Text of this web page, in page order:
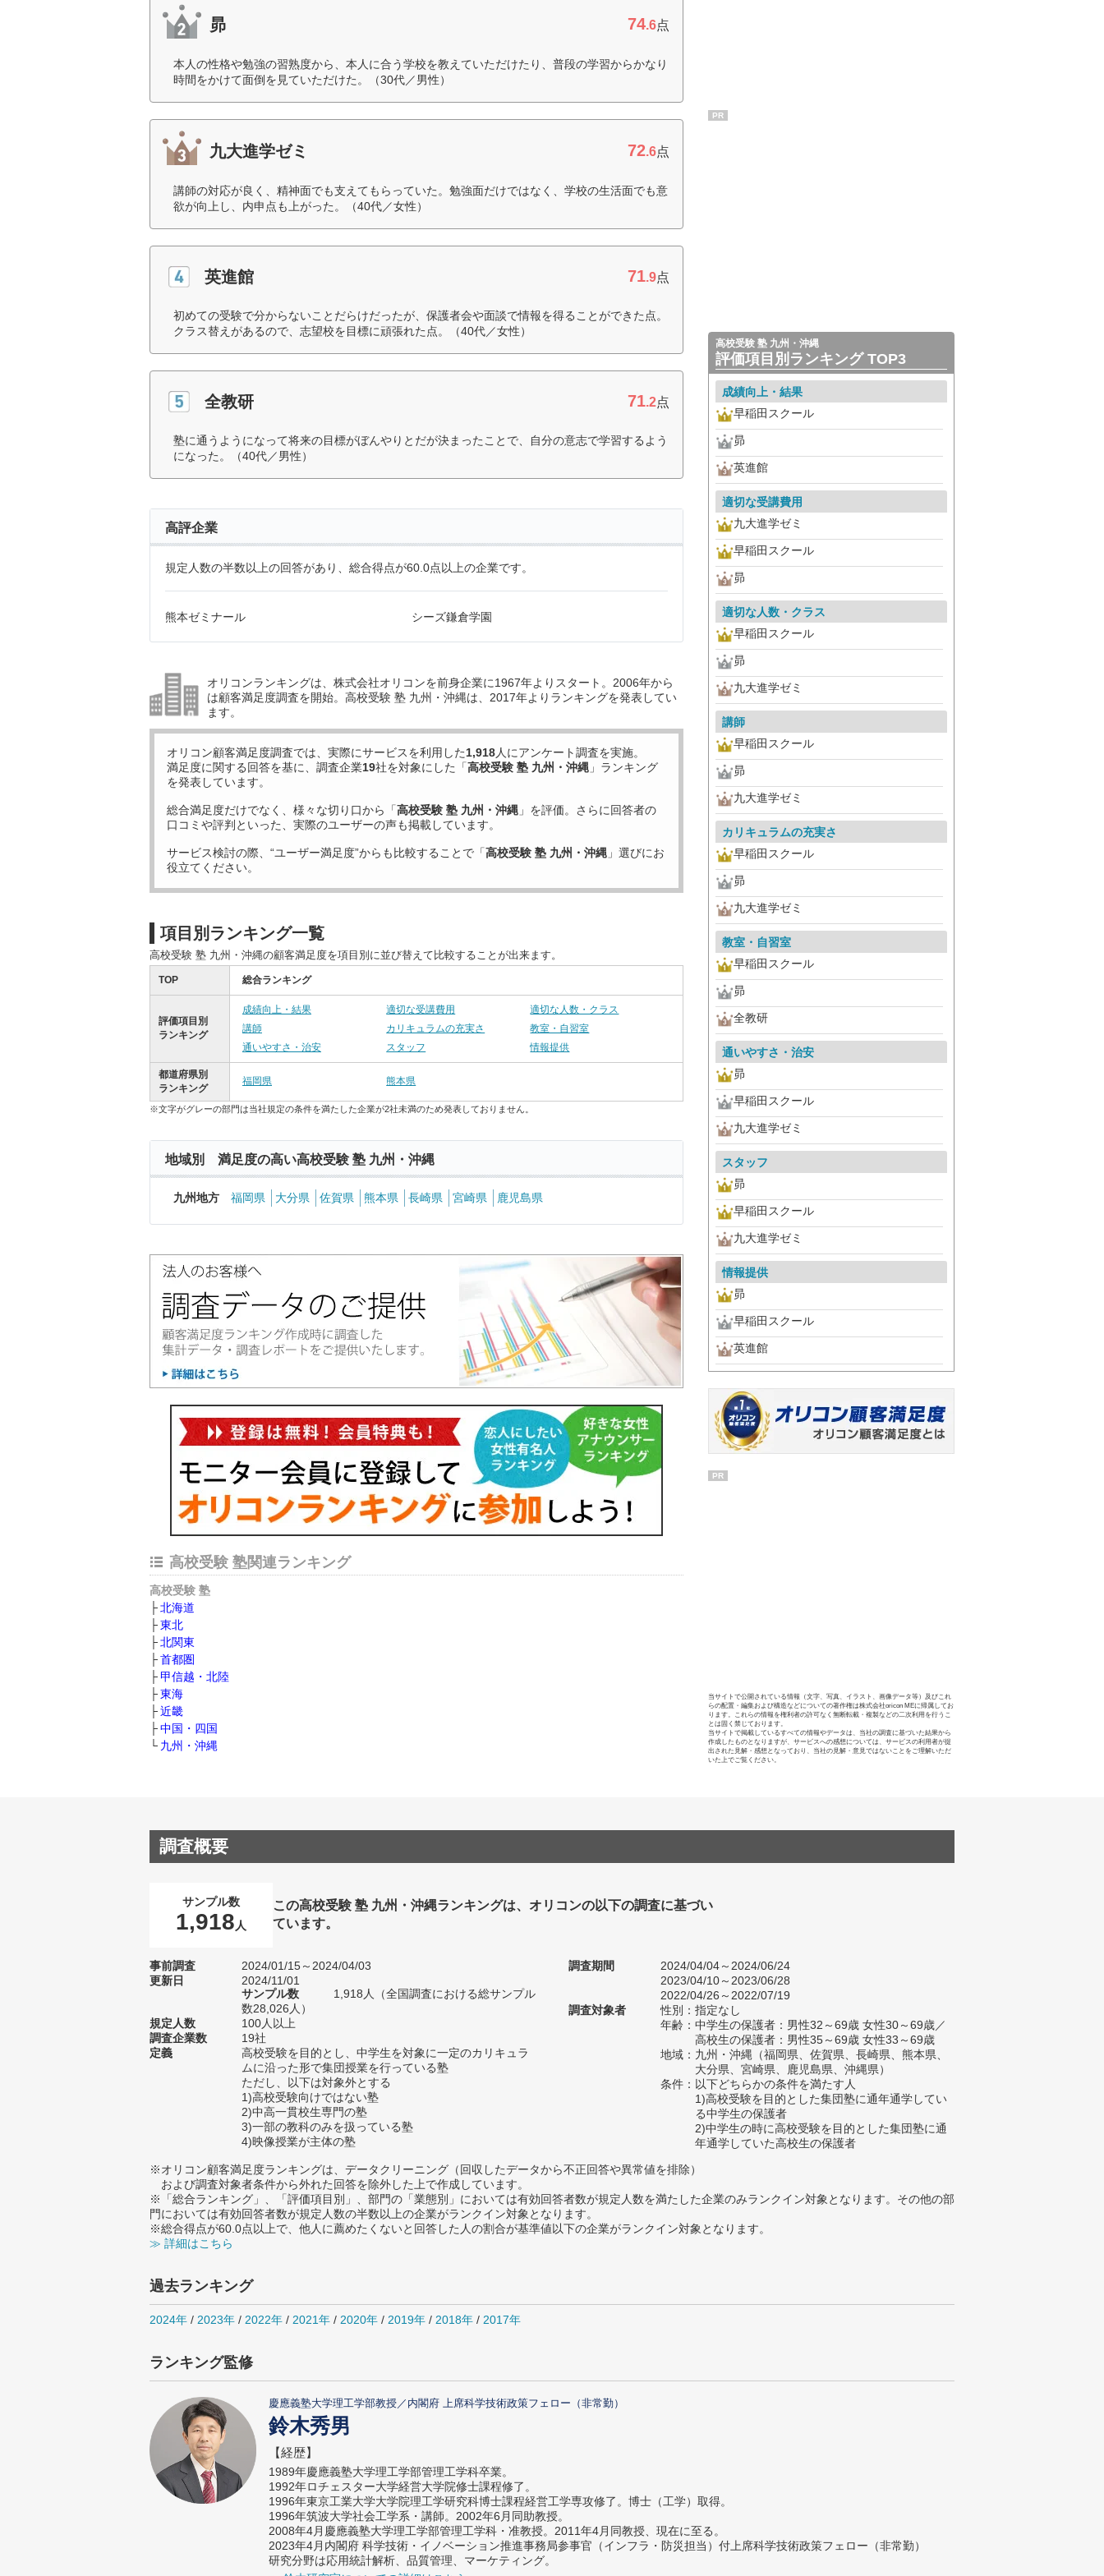
昴 74.6点
本人の性格や勉強の習熟度から、本人に合う学校を教えていただけたり、普段の学習からかなり
時間をかけて面倒を見ていただけた。（30代／男性）
九大進学ゼミ 72.6点
講師の対応が良く、精神面でも支えてもらっていた。勉強面だけではなく、学校の生活面でも意
欲が向上し、内申点も上がった。（40代／女性）
英進館 71.9点
初めての受験で分からないことだらけだったが、保護者会や面談で情報を得ることができた点。
クラス替えがあるので、志望校を目標に頑張れた点。（40代／女性）
全教研 71.2点
塾に通うようになって将来の目標がぼんやりとだが決まったことで、自分の意志で学習するよう
になった。（40代／男性）
高評企業
規定人数の半数以上の回答があり、総合得点が60.0点以上の企業です。
熊本ゼミナール シーズ鎌倉学園
オリコンランキングは、株式会社オリコンを前身企業に1967年よりスタート。2006年から
は顧客満足度調査を開始。高校受験 塾 九州・沖縄は、2017年よりランキングを発表してい
ます。
オリコン顧客満足度調査では、実際にサービスを利用した1,918人にアンケート調査を実施。
満足度に関する回答を基に、調査企業19社を対象にした「高校受験 塾 九州・沖縄 」ランキング
を発表しています。
総合満足度だけでなく、様々な切り口から「高校受験 塾 九州・沖縄 」を評価。さらに回答者の
口コミや評判といった、実際のユーザーの声も掲載しています。
サービス検討の際、“ユーザー満足度”からも比較することで「高校受験 塾 九州・沖縄 」選びにお
役立てください。
項目別ランキング一覧
高校受験 塾 九州・沖縄の顧客満足度を項目別に並び替えて比較することが出来ます。
TOP 総合ランキング
評価項目別
ランキング
成績向上・結果 適切な受講費用
適切な人数・クラス
講師
カリキュラムの充実さ
教室・自習室
通いやすさ・治安
スタッフ 情報提供
都道府県別
ランキング
福岡県 熊本県
※文字がグレーの部門は当社規定の条件を満たした企業が2社未満のため発表しておりません。
地域別 満足度の高い高校受験 塾 九州・沖縄
九州地方 福岡県 大分県 佐賀県 熊本県 長崎県 宮崎県 鹿児島県
高校受験 塾関連ランキング
高校受験 塾
北海道
東北
北関東
首都圏
甲信越・北陸
東海
近畿
中国・四国
九州・沖縄
PR
高校受験 塾 九州・沖縄
評価項目別ランキング TOP3
成績向上・結果
早稲田スクール
昴
英進館
適切な受講費用
九大進学ゼミ
早稲田スクール
昴
適切な人数・クラス
早稲田スクール
昴
九大進学ゼミ
講師
早稲田スクール
昴
九大進学ゼミ
カリキュラムの充実さ
早稲田スクール
昴
九大進学ゼミ
教室・自習室
早稲田スクール
昴
全教研
通いやすさ・治安
昴
早稲田スクール
九大進学ゼミ
スタッフ
昴
早稲田スクール
九大進学ゼミ
情報提供
昴
早稲田スクール
英進館
PR
当サイトで公開されている情報（文字、写真、イラスト、画像データ等）及びこれ
らの配置・編集および構造などについての著作権は株式会社oricon MEに帰属してお
ります。これらの情報を権利者の許可なく無断転載・複製などの二次利用を行うこ
とは固く禁じております。
当サイトで掲載しているすべての情報やデータは、当社の調査に基づいた結果から
作成したものとなりますが、サービスへの感想については、サービスの利用者が提
出された見解・感想となっており、当社の見解・意見ではないことをご理解いただ
いた上でご覧ください。
調査概要
サンプル数
1,918 人
この高校受験 塾 九州・沖縄ランキングは、オリコンの以下の調査に基づい
ています。
事前調査
2024/01/15～2024/04/03
更新日
2024/11/01
サンプル数
1,918人（全国調査における総サンプル
数28,026人）
規定人数
100人以上
調査企業数
19社
定義
高校受験を目的とし、中学生を対象に一定のカリキュラ
ムに沿った形で集団授業を行っている塾
ただし、以下は対象外とする
1)高校受験向けではない塾
2)中高一貫校生専門の塾
3)一部の教科のみを扱っている塾
4)映像授業が主体の塾
調査期間
2024/04/04～2024/06/24
2023/04/10～2023/06/28
2022/04/26～2022/07/19
調査対象者
性別：指定なし
年齢：中学生の保護者：男性32～69歳 女性30～69歳／
高校生の保護者：男性35～69歳 女性33～69歳
地域：九州・沖縄（福岡県、佐賀県、長崎県、熊本県、
大分県、宮崎県、鹿児島県、沖縄県）
条件：以下どちらかの条件を満たす人
1)高校受験を目的とした集団塾に通年通学してい
る中学生の保護者
2)中学生の時に高校受験を目的とした集団塾に通
年通学していた高校生の保護者
※オリコン顧客満足度ランキングは、データクリーニング（回収したデータから不正回答や異常値を排除）
および調査対象者条件から外れた回答を除外した上で作成しています。
※「総合ランキング」、「評価項目別」、部門の「業態別」においては有効回答者数が規定人数を満たした企業のみランクイン対象となります。その他の部
門においては有効回答者数が規定人数の半数以上の企業がランクイン対象となります。
※総合得点が60.0点以上で、他人に薦めたくないと回答した人の割合が基準値以下の企業がランクイン対象となります。
≫ 詳細はこちら
過去ランキング
2024年 / 2023年 / 2022年 / 2021年 / 2020年 / 2019年 / 2018年 / 2017年
ランキング監修
慶應義塾大学理工学部教授／内閣府 上席科学技術政策フェロー（非常勤）
鈴木秀男
【経歴】
1989年慶應義塾大学理工学部管理工学科卒業。
1992年ロチェスター大学経営大学院修士課程修了。
1996年東京工業大学大学院理工学研究科博士課程経営工学専攻修了。博士（工学）取得。
1996年筑波大学社会工学系・講師。2002年6月同助教授。
2008年4月慶應義塾大学理工学部管理工学科・准教授。2011年4月同教授、現在に至る。
2023年4月内閣府 科学技術・イノベーション推進事務局参事官（インフラ・防災担当）付上席科学技術政策フェロー（非常勤）
研究分野は応用統計解析、品質管理、マーケティング。